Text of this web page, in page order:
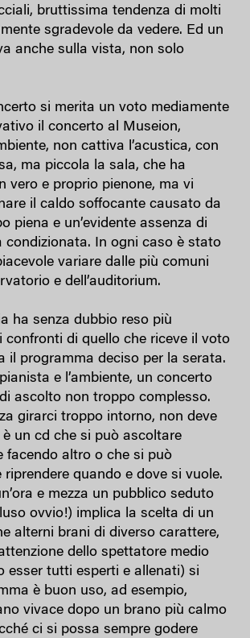
bruttissima tendenza di molti
sgradevole da vedere. Ed un
anche sulla vista, non solo
si merita un voto mediamente
il concerto al Museion,
non cattiva l’acustica, con
ma piccola la sala, che ha
vero e proprio pienone, ma vi
il caldo soffocante causato da
piena e un’evidente assenza di
condizionata. In ogni caso è stato
variare dalle più comuni
e dell’auditorium.
ha senza dubbio reso più
confronti di quello che riceve il voto
il programma deciso per la serata.
e l’ambiente, un concerto
ascolto non troppo complesso.
girarci troppo intorno, non deve
un cd che si può ascoltare
facendo altro o che si può
riprendere quando e dove si vuole.
e mezza un pubblico seduto
ovvio!) implica la scelta di un
alterni brani di diverso carattere,
dello spettatore medio
esser tutti esperti e allenati) si
è buon uso, ad esempio,
vivace dopo un brano più calmo
ci si possa sempre godere